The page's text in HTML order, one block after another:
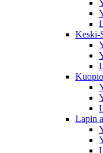
Keski-
Lapin